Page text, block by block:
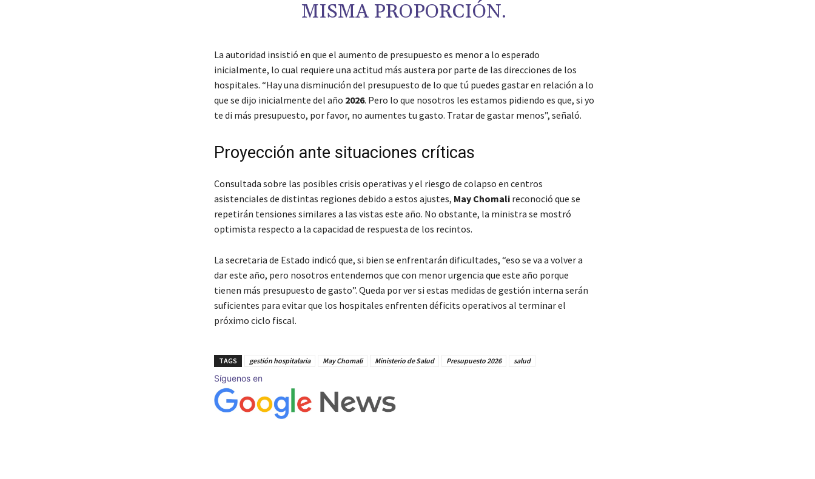
MISMA PROPORCIÓN.
La autoridad insistió en que el aumento de presupuesto es menor a lo esperado
inicialmente, lo cual requiere una actitud más austera por parte de las direcciones de los
hospitales. “Hay una disminución del presupuesto de lo que tú puedes gastar en relación a lo
que se dijo inicialmente del año 2026. Pero lo que nosotros les estamos pidiendo es que, si yo
te di más presupuesto, por favor, no aumentes tu gasto. Tratar de gastar menos”, señaló.
Proyección ante situaciones críticas
Consultada sobre las posibles crisis operativas y el riesgo de colapso en centros
asistenciales de distintas regiones debido a estos ajustes, May Chomalireconoció que se
repetirán tensiones similares a las vistas este año. No obstante, la ministra se mostró
optimista respecto a la capacidad de respuesta de los recintos.
La secretaria de Estado indicó que, si bien se enfrentarán dificultades, “eso se va a volver a
dar este año, pero nosotros entendemos que con menor urgencia que este año porque
tienen más presupuesto de gasto”. Queda por ver si estas medidas de gestión interna serán
suficientes para evitar que los hospitales enfrenten déficits operativos al terminar el
próximo ciclo fiscal.
TAGS gestión hospitalaria May Chomali Ministerio de Salud Presupuesto 2026 salud
Síguenos en